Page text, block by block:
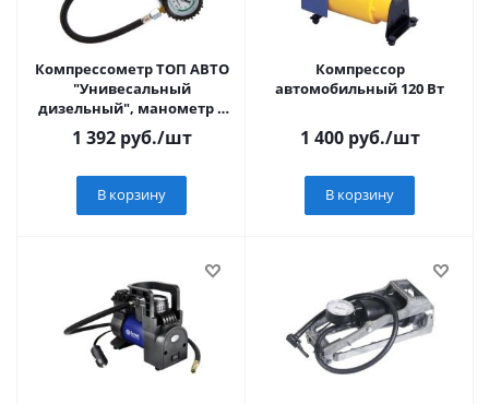
Компрессометр ТОП АВТО
"Унивесальный
дизельный", манометр в
резиновом чехле,блистер
1 392руб./шт
В корзину
Компрессор
автомобильный 120 Вт
1 400руб./шт
В корзину